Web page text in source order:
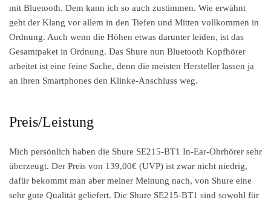
mit Bluetooth. Dem kann ich so auch zustimmen. Wie erwähnt
geht der Klang vor allem in den Tiefen und Mitten vollkommen in
Ordnung. Auch wenn die Höhen etwas darunter leiden, ist das
Gesamtpaket in Ordnung. Das Shure nun Bluetooth Kopfhörer
arbeitet ist eine feine Sache, denn die meisten Hersteller lassen ja
an ihren Smartphones den Klinke-Anschluss weg.
Preis/Leistung
Mich persönlich haben die Shure SE215-BT1 In-Ear-Ohrhörer sehr
überzeugt. Der Preis von 139,00€ (UVP) ist zwar nicht niedrig,
dafür bekommt man aber meiner Meinung nach, von Shure eine
sehr gute Qualität geliefert. Die Shure SE215-BT1 sind sowohl für